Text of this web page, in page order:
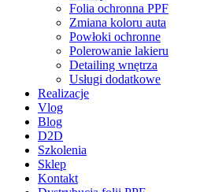
Folia ochronna PPF
Zmiana koloru auta
Powłoki ochronne
Polerowanie lakieru
Detailing wnętrza
Usługi dodatkowe
Realizacje
Vlog
Blog
D2D
Szkolenia
Sklep
Kontakt